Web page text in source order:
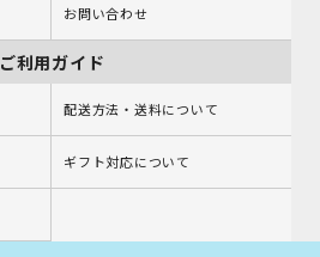
お問い合わせ
ご利用ガイド
配送方法・送料について
ギフト対応について